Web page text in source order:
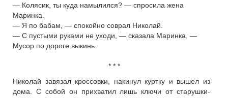
— Колясик, ты куда намылился? — спросила жена
Маринка.
— Я по бабам, — спокойно соврал Николай.
— С пустыми руками не уходи, — сказала Маринка. —
Мусор по дороге выкинь.
* * *
Николай завязал кроссовки, накинул куртку и вышел из
дома. С собой он прихватил лишь ключи от старушки-